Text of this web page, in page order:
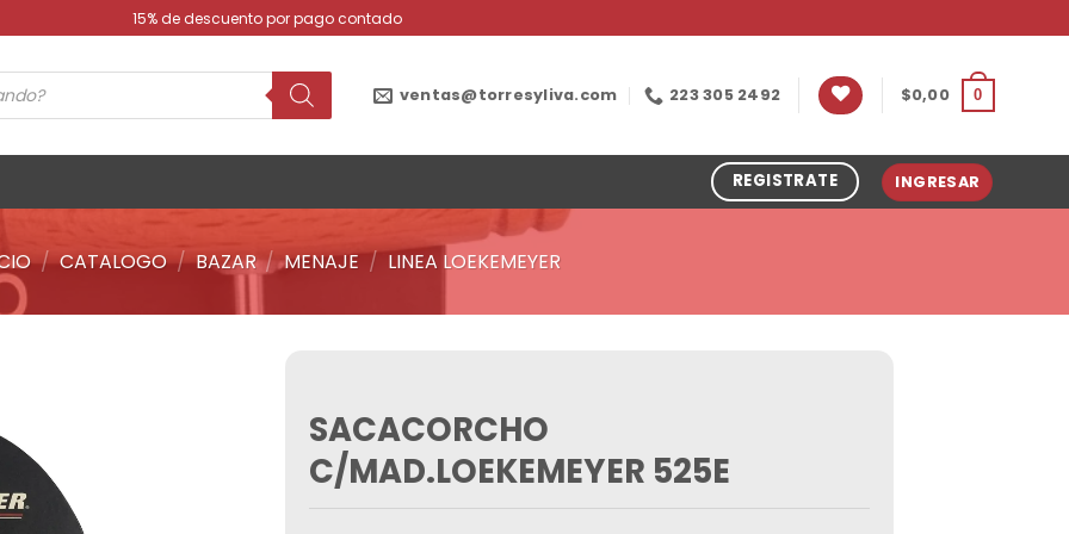
15% de descuento por pago contado
ventas@torresyliva.com 223 305 2492 $0,00 0
REGISTRATE INGRESAR
/ CATALOGO / BAZAR / MENAJE / LINEA LOEKEMEYER
SACACORCHO
C/MAD.LOEKEMEYER 525E